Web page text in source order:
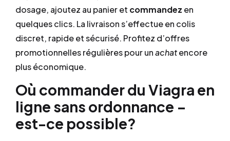
dosage, ajoutez au panier et commandez en
quelques clics. La livraison s’effectue en colis
discret, rapide et sécurisé. Profitez d’offres
promotionnelles régulières pour unachatencore
plus économique.
Où commander du Viagra en
ligne sans ordonnance –
est-ce possible?